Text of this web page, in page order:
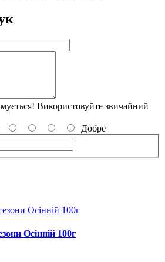
Використовуйте звичайний
Добре
Осінній 100г